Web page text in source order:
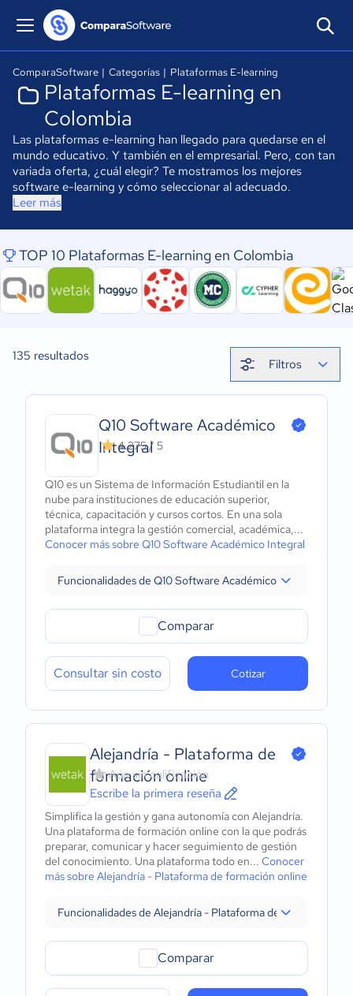
ComparaSoftware | Categorías | Plataformas E-learning
Plataformas E-learning en
Colombia
Las plataformas e-learning han llegado para quedarse en el
mundo educativo. Y también en el empresarial. Pero, con tan
variada oferta, ¿cuál elegir? Te mostramos los mejores
software e-learning y cómo seleccionar al adecuado.
Leer más
TOP 10 Plataformas E-learning en Colombia
135 resultados
Filtros
Q10 Software Académico
Integral
4.275 / 5
Q10 es un Sistema de Información Estudiantil en la
nube para instituciones de educación superior,
técnica, capacitación y cursos cortos. En una sola
plataforma integra la gestión comercial, académica,...
Conocer más sobre Q10 Software Académico Integral
Funcionalidades de Q10 Software Académico Integral
Comparar
Consultar sin costo Cotizar
Alejandría - Plataforma de
formación online
Aún sin calificación
Escribe la primera reseña
Simplifica la gestión y gana autonomía con Alejandría.
Una plataforma de formación online con la que podrás
preparar, comunicar y hacer seguimiento de gestión
del conocimiento. Una plataforma todo en... Conocer
más sobre Alejandría - Plataforma de formación online
Funcionalidades de Alejandría - Plataforma de formación
Comparar